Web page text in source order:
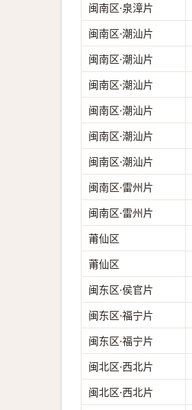
闽南区·泉漳片
闽南区·潮汕片
闽南区·潮汕片
闽南区·潮汕片
闽南区·潮汕片
闽南区·潮汕片
闽南区·潮汕片
闽南区·雷州片
闽南区·雷州片
莆仙区
莆仙区
闽东区·侯官片
闽东区·福宁片
闽东区·福宁片
闽北区·西北片
闽北区·西北片